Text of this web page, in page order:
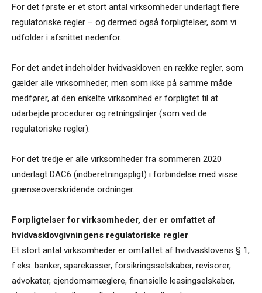
For det første er et stort antal virksomheder underlagt flere
regulatoriske regler – og dermed også forpligtelser, som vi
udfolder i afsnittet nedenfor.
For det andet indeholder hvidvaskloven en række regler, som
gælder alle virksomheder, men som ikke på samme måde
medfører, at den enkelte virksomhed er forpligtet til at
udarbejde procedurer og retningslinjer (som ved de
regulatoriske regler).
For det tredje er alle virksomheder fra sommeren 2020
underlagt DAC6 (indberetningspligt) i forbindelse med visse
grænseoverskridende ordninger.
Forpligtelser for virksomheder, der er omfattet af
hvidvasklovgivningens regulatoriske regler
Et stort antal virksomheder er omfattet af hvidvasklovens § 1,
f.eks. banker, sparekasser, forsikringsselskaber, revisorer,
advokater, ejendomsmæglere, finansielle leasingselskaber,